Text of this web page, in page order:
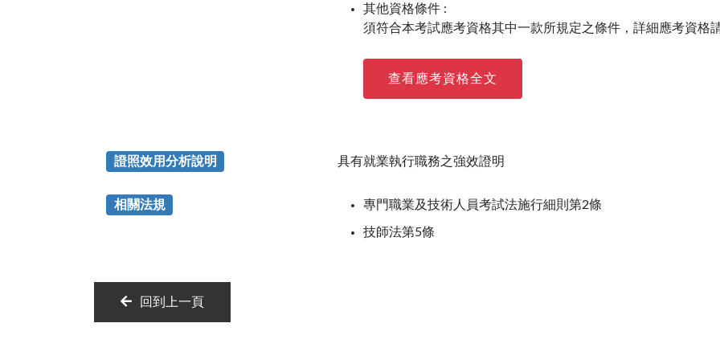
其他資格條件 :
須符合本考試應考資格其中一款所規定之條件，詳細應考資格
查看應考資格全文
證照效用分析說明 具有就業執行職務之強效證明
相關法規 專門職業及技術人員考試法施行細則第2條
技師法第5條
回到上一頁